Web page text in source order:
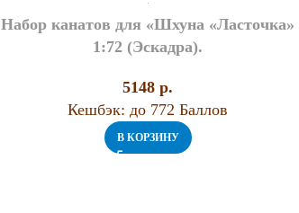
Набор канатов для «Шхуна «Ласточка»
1:72 (Эскадра).
5148 p.
Кешбэк: до 772 Баллов
В КОРЗИНУ